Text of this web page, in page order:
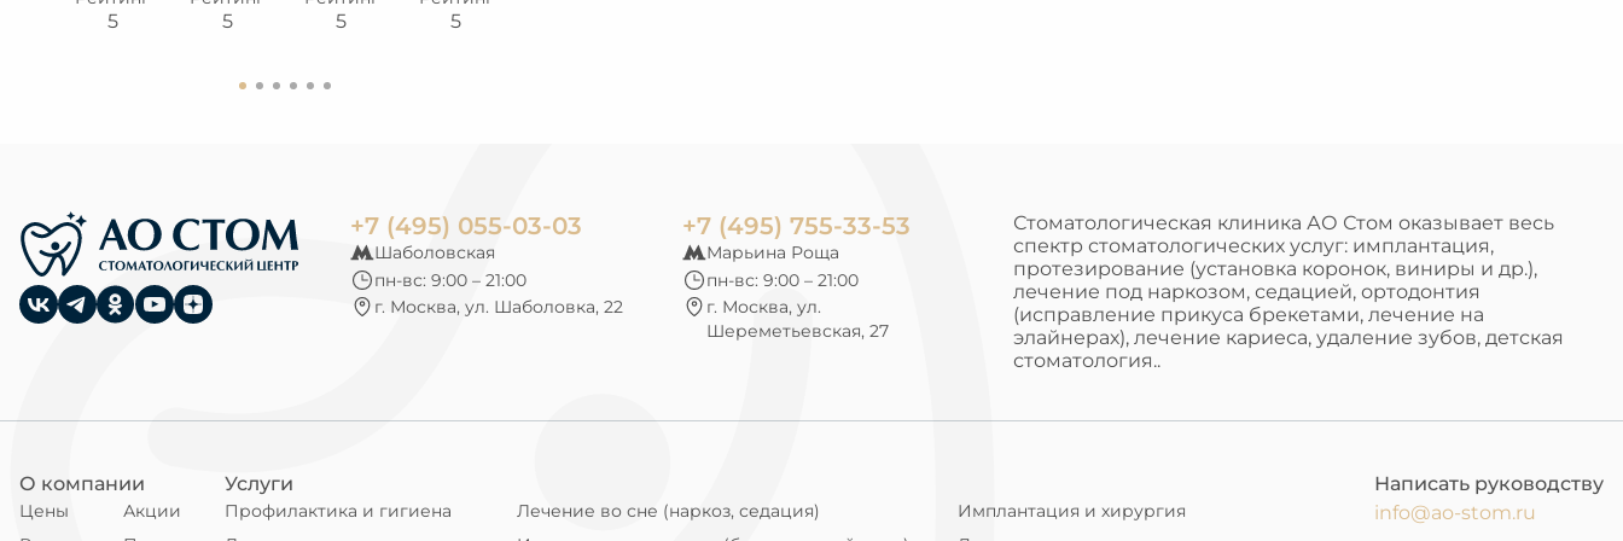
5 5 5 5
+7 (495) 055-03-03
Шаболовская
пн-вс: 9:00 – 21:00
г. Москва, ул. Шаболовка, 22
+7 (495) 755-33-53
Марьина Роща
пн-вс: 9:00 – 21:00
г. Москва, ул.
Шереметьевская, 27
Стоматологическая клиника АО Стом оказывает весь
спектр стоматологических услуг: имплантация,
протезирование (установка коронок, виниры и др.),
лечение под наркозом, седацией, ортодонтия
(исправление прикуса брекетами, лечение на
элайнерах), лечение кариеса, удаление зубов, детская
стоматология..
О компании
Цены
Акции
Услуги
Профилактика и гигиена Лечение во сне (наркоз, седация)
Имплантация и хирургия
Написать руководству
info@ao-stom.ru